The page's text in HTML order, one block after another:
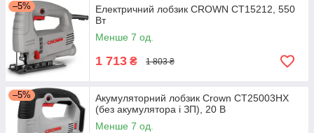
–5%
Електричний лобзик CROWN CT15212, 550
Вт
Менше 7 од.
1 713 ₴ 1 803 ₴
–5%
Акумуляторний лобзик Crown CT25003HX
(без акумулятора і ЗП), 20 В
Менше 7 од.